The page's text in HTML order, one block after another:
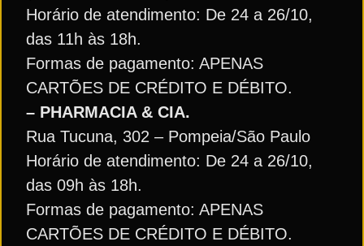
Horário de atendimento: De 24 a 26/10,
das 11h às 18h.
Formas de pagamento: APENAS
CARTÕES DE CRÉDITO E DÉBITO.
– PHARMACIA & CIA.
Rua Tucuna, 302 – Pompeia/São Paulo
Horário de atendimento: De 24 a 26/10,
das 09h às 18h.
Formas de pagamento: APENAS
CARTÕES DE CRÉDITO E DÉBITO.